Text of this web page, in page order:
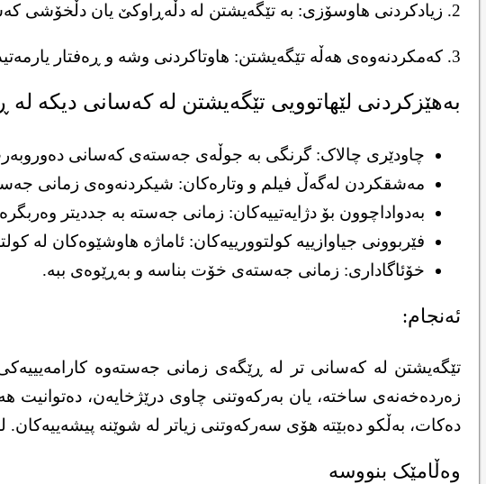
2. زیادکردنی هاوسۆزی: بە تێگەیشتن لە دڵەڕاوکێ یان دڵخۆشی کەسانی تر، پەیوەندییەکی نزیکتر دروست دەبێت.
3. کەمکردنەوەی هەڵە تێگەیشتن: هاوتاکردنی وشە و ڕەفتار یارمەتیدەرە بۆ ڕێگریکردن لە تێنەگەیشتن.
بەهێزکردنی لێهاتوویی تێگەیشتن لە کەسانی دیکە
چاودێری چالاک: گرنگی بە جوڵەی جەستەی کەسانی
مەشقکردن لەگەڵ فیلم و وتارەکان: شیکردنەوەی زمانی
بەدواداچوون بۆ دژایەتییەکان: زمانی جەستە بە جددیتر
فێربوونی جیاوازییە کولتوورییەکان: ئاماژە هاوشێوەکان لە
خۆئاگاداری: زمانی جەستەی خۆت بناسە و بەڕێوەی ببە.
ئەنجام:
تێگەیشتن لە کەسانی تر لە ڕێگەی زمانی جەستەوە
زەردەخەنەی ساختە، یان بەرکەوتنی چاوی درێژخایەن، دەتوانیت
دەکات، بەڵکو دەبێتە هۆی سەرکەوتنی زیاتر لە شوێنە
وەڵامێک بنووسە